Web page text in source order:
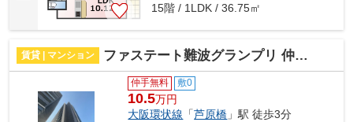
15階 / 1LDK / 36.75㎡
賃貸 | マンション ファステート難波グランプリ 仲介手数料無料
仲手無料 敷0
10.5万円
大阪環状線 「芦原橋 」駅 徒歩3分